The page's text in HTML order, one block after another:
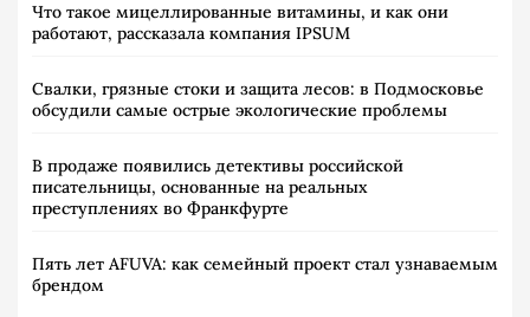
Что такое мицеллированные витамины, и как они
работают, рассказала компания IPSUM
Свалки, грязные стоки и защита лесов: в Подмосковье
обсудили самые острые экологические проблемы
В продаже появились детективы российской
писательницы, основанные на реальных
преступлениях во Франкфурте
Пять лет AFUVA: как семейный проект стал узнаваемым
брендом